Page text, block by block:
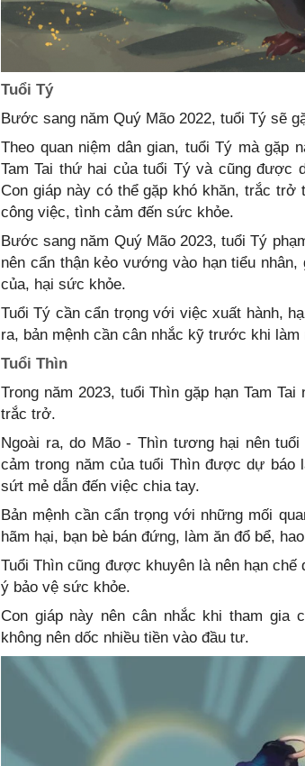
Tuổi Tý
Bước sang năm Quý Mão 2022, tuổi Tý sẽ
Theo quan niệm dân gian, tuổi Tý mà gặp
Tam Tai thứ hai của tuổi Tý và cũng được
Con giáp này có thể gặp khó khăn, trắc
công việc, tình cảm đến sức khỏe.
Bước sang năm Quý Mão 2023, tuổi Tý
nên cẩn thận kẻo vướng vào hạn tiểu
của, hại sức khỏe.
Tuổi Tý cần cẩn trọng với việc xuất hành,
ra, bản mệnh cần cân nhắc kỹ trước khi
Tuổi Thìn
Trong năm 2023, tuổi Thìn gặp hạn Tam
trắc trở.
Ngoài ra, do Mão - Thìn tương hại nên
cảm trong năm của tuổi Thìn được dự báo
sứt mẻ dẫn đến việc chia tay.
Bản mệnh cần cẩn trọng với những mối
hãm hại, bạn bè bán đứng, làm ăn đổ bể,
Tuổi Thìn cũng được khuyên là nên hạn
ý bảo vệ sức khỏe.
Con giáp này nên cân nhắc khi tham gia
không nên dốc nhiều tiền vào đầu tư.